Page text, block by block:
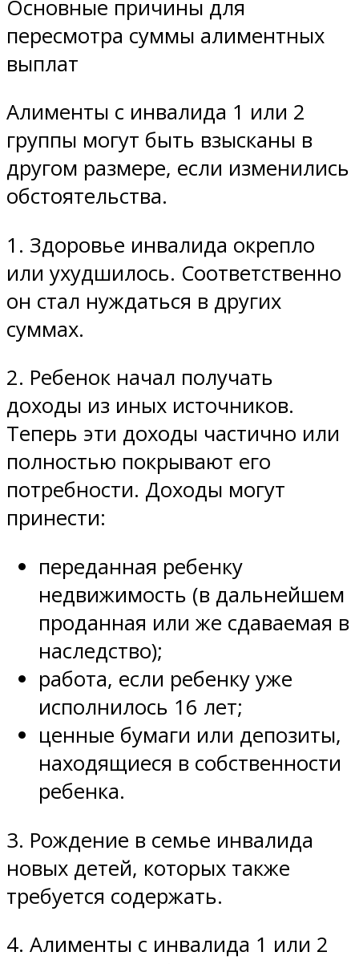
Основные причины для
пересмотра суммы алиментных
выплат
Алименты с инвалида 1 или 2
группы могут быть взысканы в
другом размере, если изменились
обстоятельства.
1. Здоровье инвалида окрепло
или ухудшилось. Соответственно
он стал нуждаться в других
суммах.
2. Ребенок начал получать
доходы из иных источников.
Теперь эти доходы частично или
полностью покрывают его
потребности. Доходы могут
принести:
переданная ребенку
недвижимость (в дальнейшем
проданная или же сдаваемая в
наследство);
работа, если ребенку уже
исполнилось 16 лет;
ценные бумаги или депозиты,
находящиеся в собственности
ребенка.
3. Рождение в семье инвалида
новых детей, которых также
требуется содержать.
4. Алименты с инвалида 1 или 2